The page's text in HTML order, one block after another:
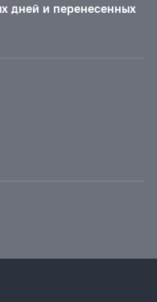
дней и перенесенных